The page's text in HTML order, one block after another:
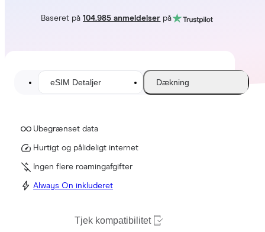
Baseret på104.985 anmeldelser på
eSIM Detaljer Dækning
Ubegrænset data
Hurtigt og pålideligt internet
Ingen flere roamingafgifter
Always On inkluderet
Tjek kompatibilitet